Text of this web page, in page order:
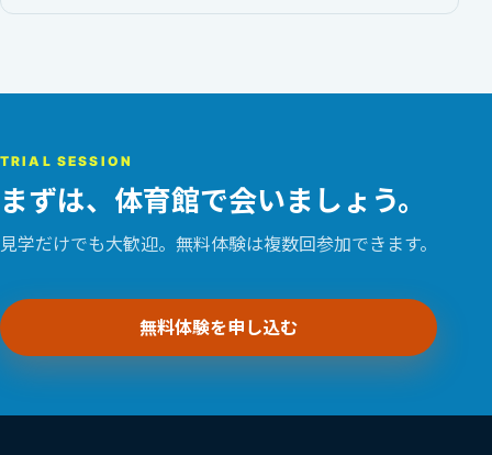
TRIAL SESSION
まずは、体育館で会いましょう。
見学だけでも大歓迎。無料体験は複数回参加できます。
無料体験を申し込む